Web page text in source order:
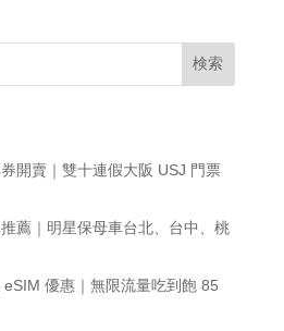
検索
開賣｜雙十連假大阪 USJ 門票
薦｜明星保母車台北、台中、桃
優惠｜無限流量吃到飽 85